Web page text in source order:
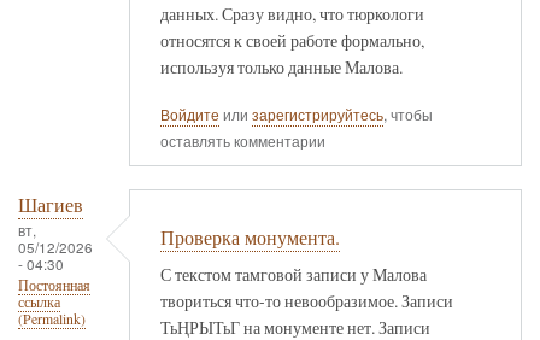
данных. Сразу видно, что тюркологи
относятся к своей работе формально,
используя только данные Малова.
Войдите или зарегистрируйтесь, чтобы
оставлять комментарии
Шагиев
вт,
05/12/2026
- 04:30
Постоянная
ссылка
(Permalink)
Проверка монумента.
С текстом тамговой записи у Малова
твориться что-то невообразимое. Записи
ТьҢРЫТьГ на монументе нет. Записи